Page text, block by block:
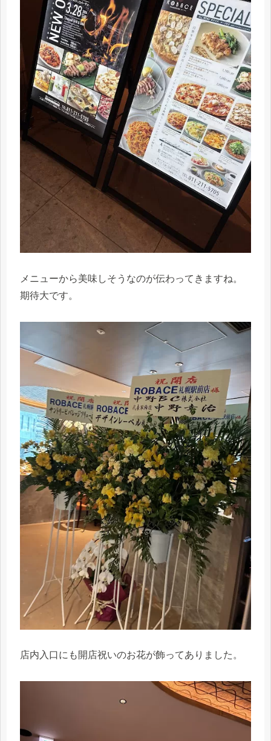
メニューから美味しそうなのが伝わってきますね。
期待大です。
店内入口にも開店祝いのお花が飾ってありました。